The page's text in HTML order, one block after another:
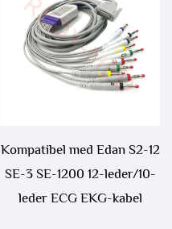
Kompatibel med Edan S2-12
SE-3 SE-1200 12-leder/10-
leder ECG EKG-kabel